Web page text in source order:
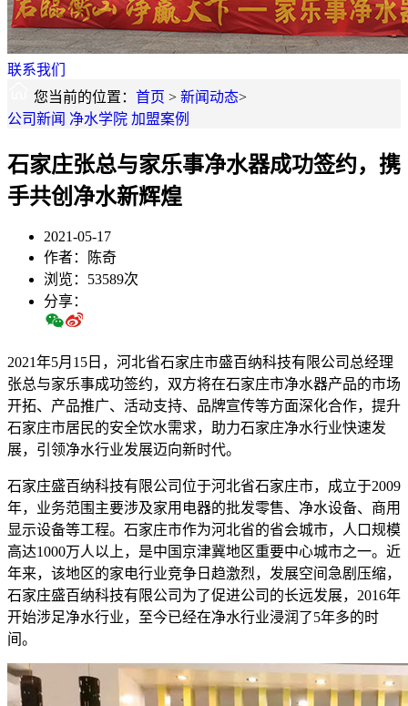
联系我们
您当前的位置： 首页 > 新闻动态>
公司新闻 净水学院 加盟案例
石家庄张总与家乐事净水器成功签约，携
手共创净水新辉煌
2021-05-17
作者：陈奇
浏览：53589次
分享：
2021年5月15日，河北省石家庄市盛百纳科技有限公司总经理
张总与家乐事成功签约，双方将在石家庄市净水器产品的市场
开拓、产品推广、活动支持、品牌宣传等方面深化合作，提升
石家庄市居民的安全饮水需求，助力石家庄净水行业快速发
展，引领净水行业发展迈向新时代。
石家庄盛百纳科技有限公司位于河北省石家庄市，成立于2009
年，业务范围主要涉及家用电器的批发零售、净水设备、商用
显示设备等工程。石家庄市作为河北省的省会城市，人口规模
高达1000万人以上，是中国京津冀地区重要中心城市之一。近
年来，该地区的家电行业竞争日趋激烈，发展空间急剧压缩，
石家庄盛百纳科技有限公司为了促进公司的长远发展，2016年
开始涉足净水行业，至今已经在净水行业浸润了5年多的时
间。